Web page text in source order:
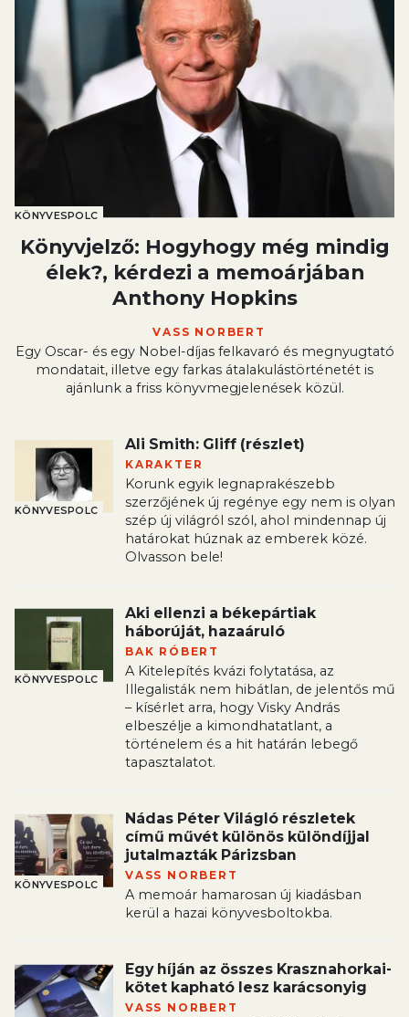
KÖNYVESPOLC
Könyvjelző: Hogyhogy még mindig
élek?, kérdezi a memoárjában
Anthony Hopkins
VASS NORBERT
Egy Oscar- és egy Nobel-díjas felkavaró és megnyugtató
mondatait, illetve egy farkas átalakulástörténetét is
ajánlunk a friss könyvmegjelenések közül.
KÖNYVESPOLC
Ali Smith: Gliff (részlet)
KARAKTER
Korunk egyik legnaprakészebb
szerzőjének új regénye egy nem is olyan
szép új világról szól, ahol mindennap új
határokat húznak az emberek közé.
Olvasson bele!
KÖNYVESPOLC
Aki ellenzi a békepártiak
háborúját, hazaáruló
BAK RÓBERT
A Kitelepítés kvázi folytatása, az
Illegalisták nem hibátlan, de jelentős mű
– kísérlet arra, hogy Visky András
elbeszélje a kimondhatatlant, a
történelem és a hit határán lebegő
tapasztalatot.
KÖNYVESPOLC
Nádas Péter Világló részletek
című művét különös különdíjjal
jutalmazták Párizsban
VASS NORBERT
A memoár hamarosan új kiadásban
kerül a hazai könyvesboltokba.
Egy híján az összes Krasznahorkai-
kötet kapható lesz karácsonyig
VASS NORBERT